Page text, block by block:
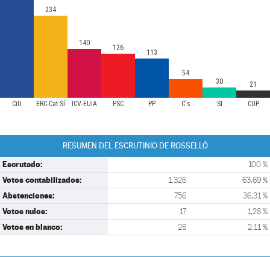
CiU ERC-Cat Sí ICV-EUiA PSC PP C's SI CUP
234
140
126
113
54
30
21
RESUMEN DEL ESCRUTINIO DE ROSSELLÓ
Escrutado: 100 %
Votos contabilizados: 1.326 63,69 %
Abstenciones: 756 36,31 %
Votos nulos: 17 1,28 %
Votos en blanco: 28 2,11 %